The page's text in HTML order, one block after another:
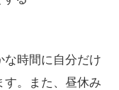
な時間に自分だけ
す。また、昼休み